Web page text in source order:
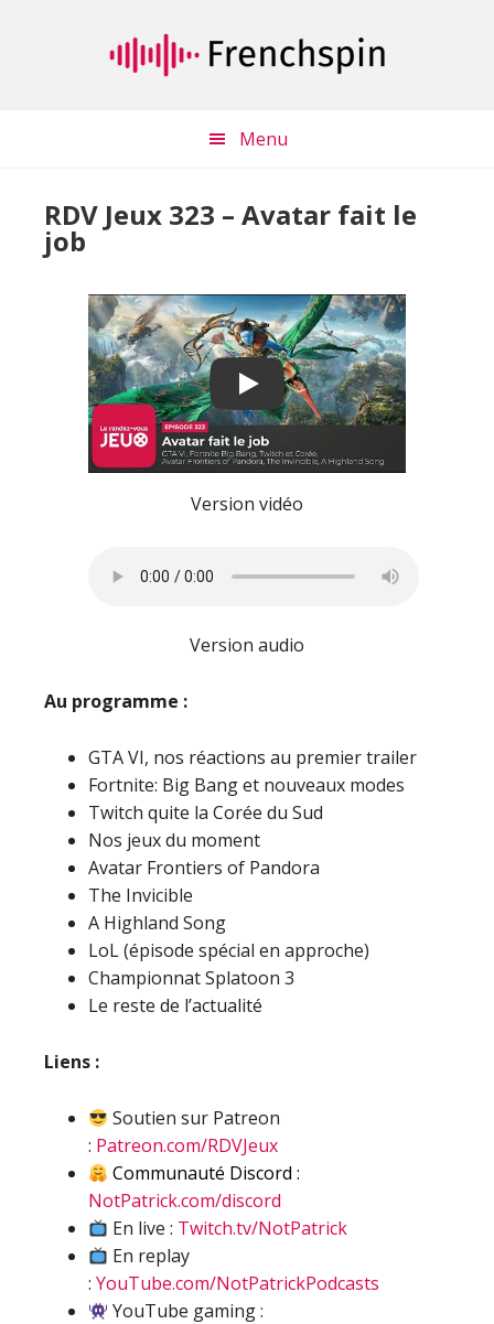
Menu
RDV Jeux 323 – Avatar fait le
job
Play
Version vidéo
Version audio
Au programme :
GTA VI, nos réactions au premier trailer
Fortnite: Big Bang et nouveaux modes
Twitch quite la Corée du Sud
Nos jeux du moment
Avatar Frontiers of Pandora
The Invicible
A Highland Song
LoL (épisode spécial en approche)
Championnat Splatoon 3
Le reste de l’actualité
Liens :
Soutien sur Patreon
: Patreon.com/RDVJeux
Communauté Discord :
NotPatrick.com/discord
En live : Twitch.tv/NotPatrick
En replay
: YouTube.com/NotPatrickPodcasts
YouTube gaming :